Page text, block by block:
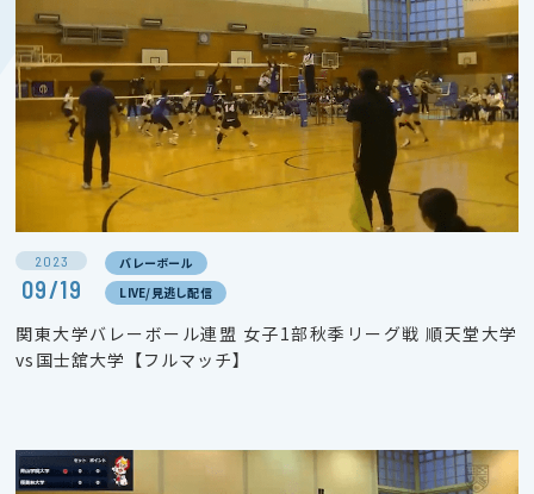
2023
09/19
バレーボール
LIVE/見逃し配信
関東大学バレーボール連盟 女子1部秋季リーグ戦 順天堂大学
vs国士舘大学【フルマッチ】